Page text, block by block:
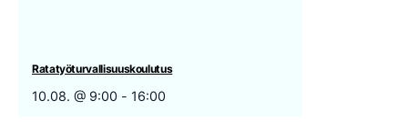
Ratatyöturvallisuuskoulutus
10.08. @ 9:00 - 16:00